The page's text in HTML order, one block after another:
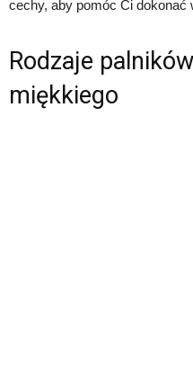
cechy, aby pomóc Ci dokonać
Rodzaje
miękkiego